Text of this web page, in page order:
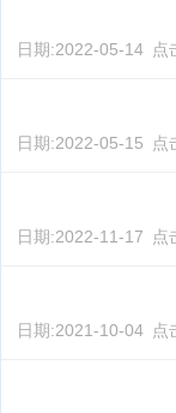
日期:2022-05-14 点
日期:2022-05-15 点
日期:2022-11-17 点
日期:2021-10-04 点